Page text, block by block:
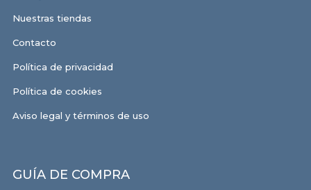
Nuestras tiendas
Contacto
Política de privacidad
Política de cookies
Aviso legal y términos de uso
GUÍA DE COMPRA